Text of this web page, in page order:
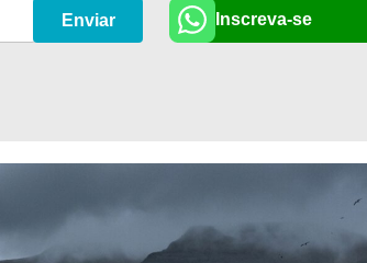
Enviar Inscreva-se